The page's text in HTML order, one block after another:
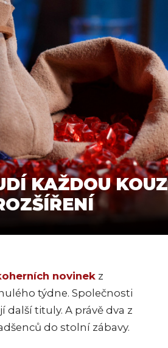
KAŽDOU
novinek z
týdne. Společnosti
tituly. A právě dva z
do stolní zábavy.